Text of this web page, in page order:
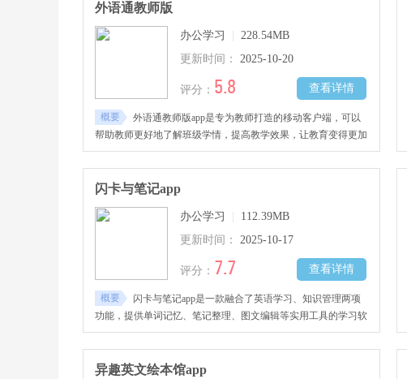
外语通教师版
办公学习
228.54MB
更新时间：
2025-10-20
查看详情
评分： 5.8
概要
外语通教师版app是专为教师打造的移动客户端，可以
帮助教师更好地了解班级学情，提高教学效果，让教育变得更加
高效和便捷。教师可以轻松地管理学生信息，包括学生的学习成
绩、出勤情况
闪卡与笔记app
办公学习
112.39MB
更新时间：
2025-10-17
查看详情
评分： 7.7
概要
闪卡与笔记app是一款融合了英语学习、知识管理两项
功能，提供单词记忆、笔记整理、图文编辑等实用工具的学习软
件。它采用了科学的复习方法，帮助使用者有效掌握英语词汇、
各类知识点。特别适合在校学生、语言学习者、需要全面整理学
习材料的使用者群体，结构化的学习方式能够明显提升知识记忆
异趣英文绘本馆app